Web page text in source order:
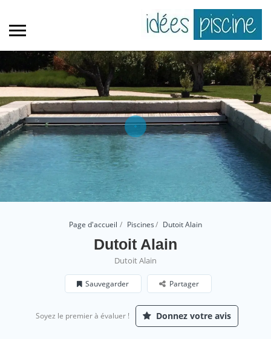
Page d'accueil Piscines Dutoit Alain
Dutoit Alain
Dutoit Alain
Sauvegarder Partager
Soyez le premier à évaluer ! Donnez votre avis